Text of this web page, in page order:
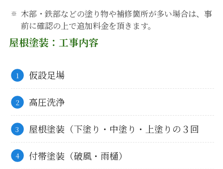
木部・鉄部などの塗り物や補修箇所が多い場合は、事
前に確認の上で追加料金を頂きます。
屋根塗装：工事内容
仮設足場
高圧洗浄
屋根塗装（下塗り・中塗り・上塗りの３回
付帯塗装（破風・雨樋）